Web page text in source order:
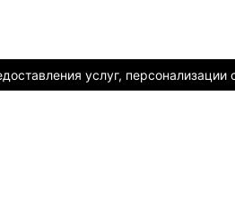
услуг, персонализации